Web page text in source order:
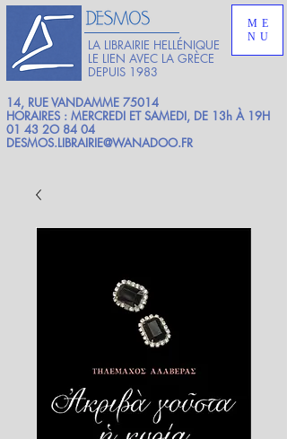
LA LIBRAIRIE HELLÉNIQUE
LE LIEN AVEC LA GRÈCE
DEPUIS 1983
ME
NU
14, RUE VANDAMME 75014
HORAIRES : MERCREDI ET SAMEDI, DE 13h À 19H
01 43 2O 84 04
DESMOS.LIBRAIRIE@WANADOO.FR